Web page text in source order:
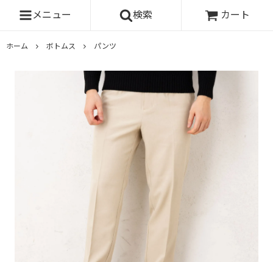
メニュー 検索 カート
ホーム ボトムス パンツ